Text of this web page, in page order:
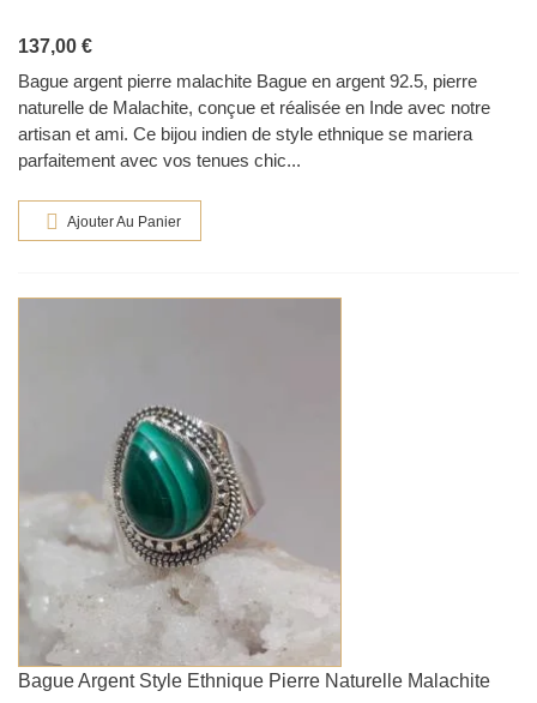
137,00 €
Bague argent pierre malachite Bague en argent 92.5, pierre
naturelle de Malachite, conçue et réalisée en Inde avec notre
artisan et ami. Ce bijou indien de style ethnique se mariera
parfaitement avec vos tenues chic...
Ajouter Au Panier
Bague Argent Style Ethnique Pierre Naturelle Malachite